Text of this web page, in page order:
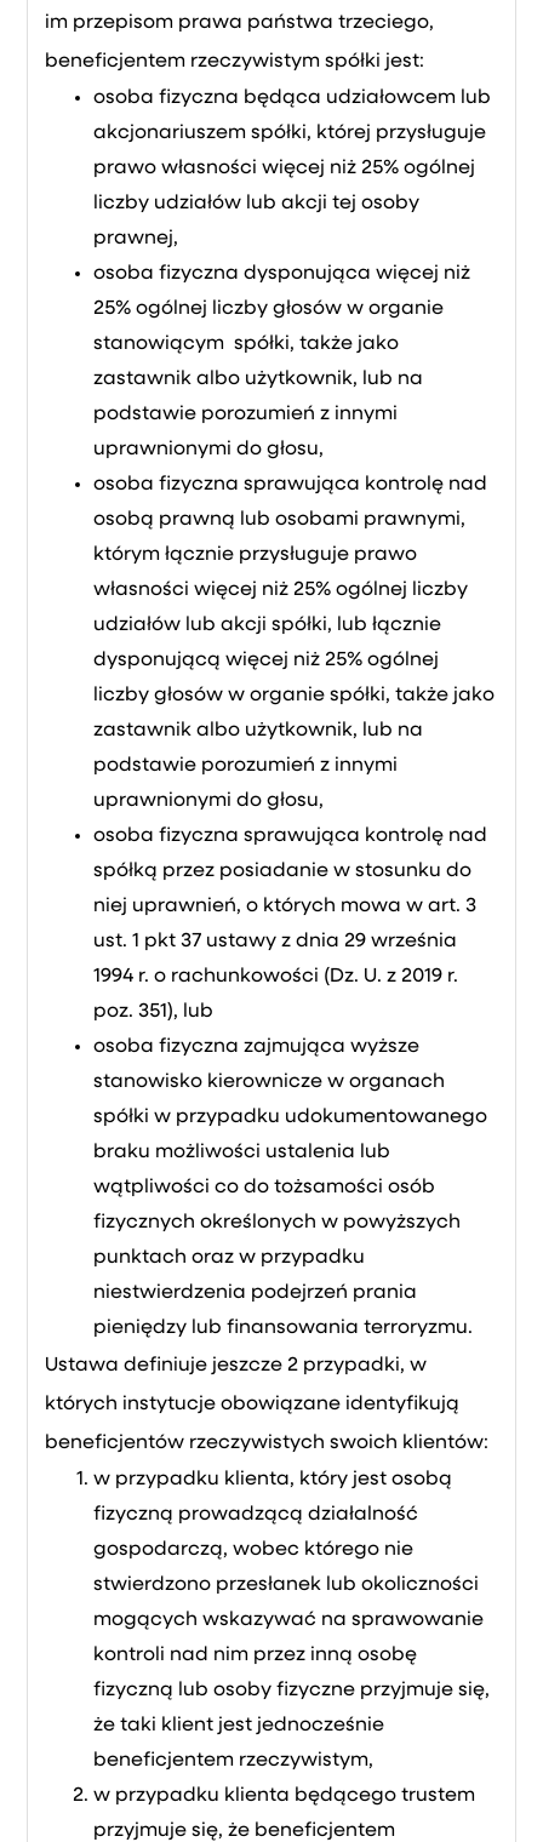
im przepisom prawa państwa trzeciego,
beneficjentem rzeczywistym spółki jest:
osoba fizyczna będąca udziałowcem lub
akcjonariuszem spółki, której przysługuje
prawo własności więcej niż 25% ogólnej
liczby udziałów lub akcji tej osoby
prawnej,
osoba fizyczna dysponująca więcej niż
25% ogólnej liczby głosów w organie
stanowiącym spółki, także jako
zastawnik albo użytkownik, lub na
podstawie porozumień z innymi
uprawnionymi do głosu,
osoba fizyczna sprawująca kontrolę nad
osobą prawną lub osobami prawnymi,
którym łącznie przysługuje prawo
własności więcej niż 25% ogólnej liczby
udziałów lub akcji spółki, lub łącznie
dysponującą więcej niż 25% ogólnej
liczby głosów w organie spółki, także jako
zastawnik albo użytkownik, lub na
podstawie porozumień z innymi
uprawnionymi do głosu,
osoba fizyczna sprawująca kontrolę nad
spółką przez posiadanie w stosunku do
niej uprawnień, o których mowa w art. 3
ust. 1 pkt 37 ustawy z dnia 29 września
1994 r. o rachunkowości (Dz. U. z 2019 r.
poz. 351), lub
osoba fizyczna zajmująca wyższe
stanowisko kierownicze w organach
spółki w przypadku udokumentowanego
braku możliwości ustalenia lub
wątpliwości co do tożsamości osób
fizycznych określonych w powyższych
punktach oraz w przypadku
niestwierdzenia podejrzeń prania
pieniędzy lub finansowania terroryzmu.
Ustawa definiuje jeszcze 2 przypadki, w
których instytucje obowiązane identyfikują
beneficjentów rzeczywistych swoich klientów:
w przypadku klienta, który jest osobą
fizyczną prowadzącą działalność
gospodarczą, wobec którego nie
stwierdzono przesłanek lub okoliczności
mogących wskazywać na sprawowanie
kontroli nad nim przez inną osobę
fizyczną lub osoby fizyczne przyjmuje się,
że taki klient jest jednocześnie
beneficjentem rzeczywistym,
w przypadku klienta będącego trustem
przyjmuje się, że beneficjentem